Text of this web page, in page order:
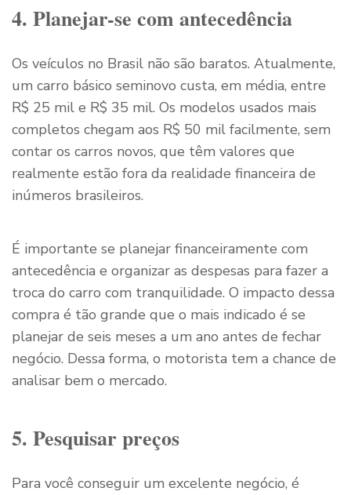
4. Planejar-se com antecedência
Os veículos no Brasil não são baratos. Atualmente,
um carro básico seminovo custa, em média, entre
R$ 25 mil e R$ 35 mil. Os modelos usados mais
completos chegam aos R$ 50 mil facilmente, sem
contar os carros novos, que têm valores que
realmente estão fora da realidade financeira de
inúmeros brasileiros.
É importante se planejar financeiramente com
antecedência e organizar as despesas para fazer a
troca do carro com tranquilidade. O impacto dessa
compra é tão grande que o mais indicado é se
planejar de seis meses a um ano antes de fechar
negócio. Dessa forma, o motorista tem a chance de
analisar bem o mercado.
5. Pesquisar preços
Para você conseguir um excelente negócio, é